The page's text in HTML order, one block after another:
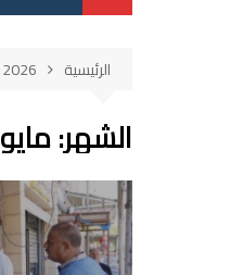
الرئيسية 2026
الشهر:مايو 2026